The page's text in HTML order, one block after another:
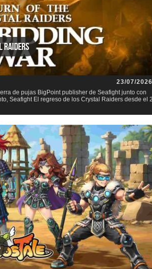
Raiders
23/07/
de pujas BigPoint publisher de Seafight junto con
Seafight El regreso de los Crystal Raiders desde el